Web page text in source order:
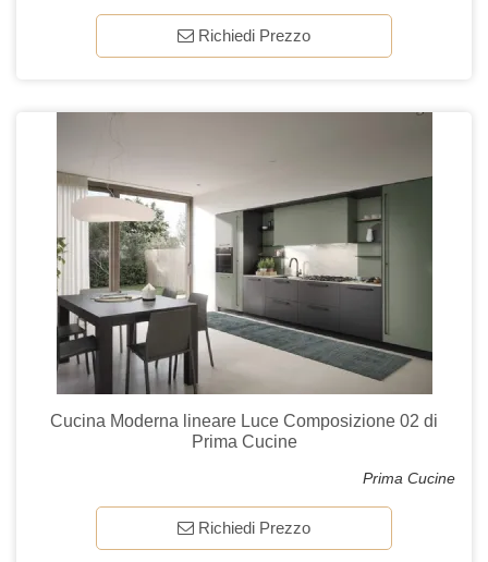
Richiedi Prezzo
Cucina Moderna lineare Luce Composizione 02 di
Prima Cucine
Prima Cucine
Richiedi Prezzo